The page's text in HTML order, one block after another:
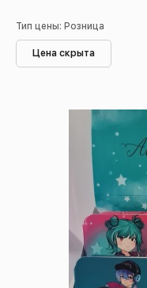
Тип цены: Розница
Цена скрыта